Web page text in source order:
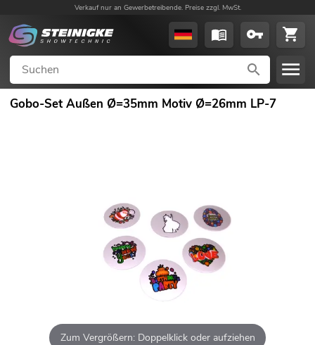
Verkauf nur an Gewerbetreibende. Preise zzgl. MwSt.
Gobo-Set Außen Ø=35mm Motiv Ø=26mm LP-7
Zum Vergrößern: Doppelklick oder aufziehen